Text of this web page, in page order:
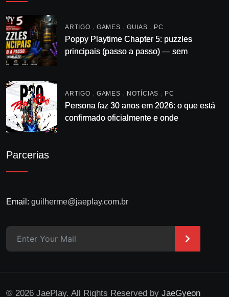
ARTIGO , GAMES , GUIAS , PC
Poppy Playtime Chapter 5: puzzles
principais (passo a passo) — sem
ARTIGO , GAMES , NOTÍCIAS , PC
Persona faz 30 anos em 2026: o que está
confirmado oficialmente e onde
Parcerias
Email: guilherme@jaeplay.com.br
>
© 2026 JaePlay. All Rights Reserved by JaeGyeon